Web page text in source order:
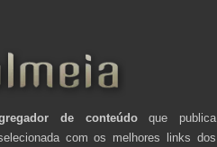
de conteúdoque publica
com os melhores links dos